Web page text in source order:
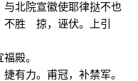
北院宣徽使耶律挞不也
不胜 掠，诬伏。上引
殿。
力。甫冠，补禁军。